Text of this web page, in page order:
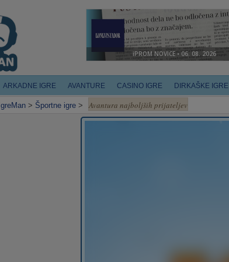
ARKADNE IGRE AVANTURE CASINO IGRE DIRKAŠKE IGRE
IgreMan > Športne igre > Avantura najboljših prijateljev